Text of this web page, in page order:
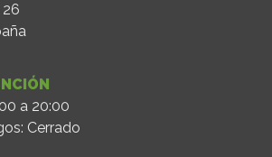
a 20:00
Cerrado